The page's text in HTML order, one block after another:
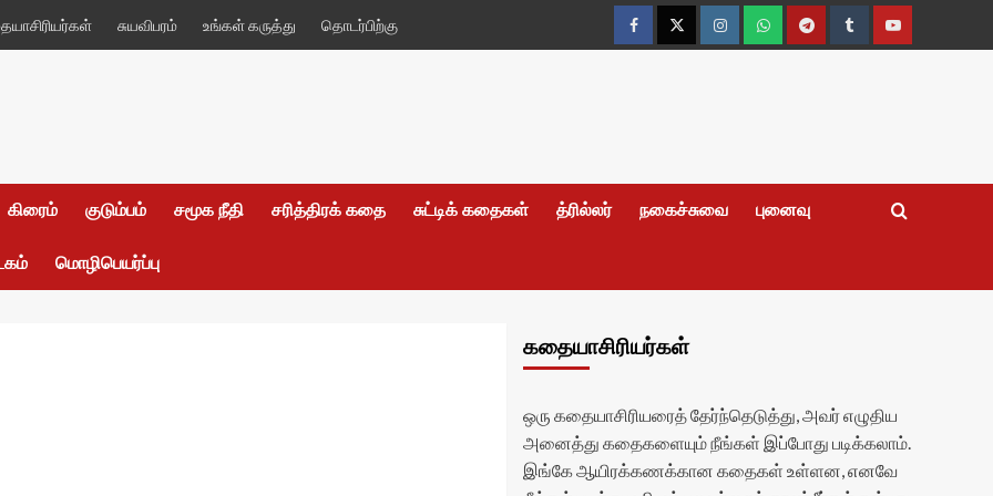
சுயவிபரம் உங்கள் கருத்து தொடர்பிற்கு
FacebookTwitterInstagramWhatsappTelegramTumblrYouTube
கிரைம் குடும்பம் சமூக நீதி சரித்திரக் கதை சுட்டிக் கதைகள் த்ரில்லர் நகைச்சுவை புனைவு
மொழிபெயர்ப்பு
கதையாசிரியர்கள்
ஒரு கதையாசிரியரைத் தேர்ந்தெடுத்து, அவர் எழுதிய
அனைத்து கதைகளையும் நீங்கள் இப்போது படிக்கலாம்.
இங்கே ஆயிரக்கணக்கான கதைகள் உள்ளன, எனவே